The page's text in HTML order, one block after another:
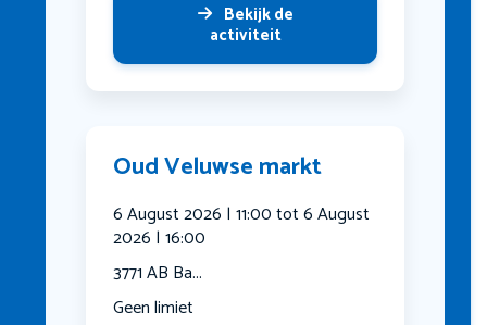
Bekijk de
activiteit
Oud Veluwse markt
6 August 2026 | 11:00 tot 6 August
2026 | 16:00
3771 AB Ba...
Geen limiet